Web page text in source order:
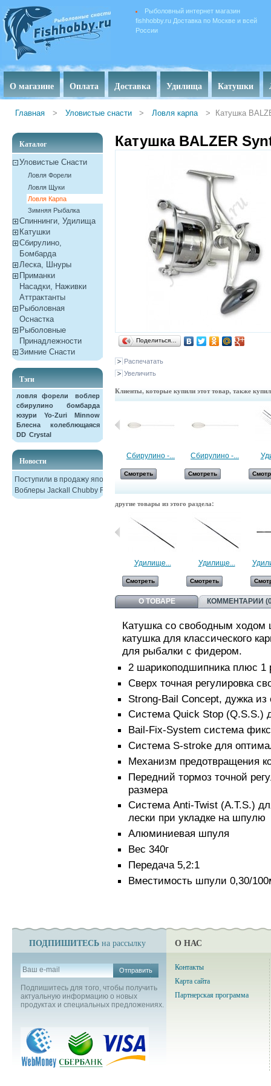
Рыболовный интернет магазин
fishhobby.ru Доставка по Москве и всей
России
О магазине Оплата Доставка Удилища Катушки
Главная > Уловистые снасти > Ловля карпа > Катушка
Каталог
Уловистые Снасти
Ловля Форели
Ловля Щуки
Ловля Карпа
Зимняя Рыбалка
Спиннинги, Удилища
Катушки
Сбирулино,
Бомбарда
Леска, Шнуры
Приманки
Насадки, Наживки
Aттрактанты
Рыболовная
Оснастка
Рыболовные
Принадлежности
Зимние Снасти
Тэги
ловля форели
воблер
сбирулино
бомбарда
юзури
Yo-Zuri
Minnow
Блесна колеблющаяся
DD Crystal
Новости
Поступили в продажу японские
Воблеры Jackall Chubby F38
Катушка BALZER
Поделиться…
Распечатать
Увеличить
Клиенты, которые купили этот товар, также
Шарик-буфер... Сбирулино -...
Смотреть
Сбирулино -...
Смотреть
другие товары из этого раздела:
Удилище...
Смотреть
Удилище...
Смотреть
О ТОВАРЕ КОММЕНТАРИИ
Катушка со свободным
катушка для классического
для рыбалки с фидером.
2 шарикоподшипника плюс 1
Сверх точная регулировка
Strong-Bail Concept, дужка из
Система Quick Stop (Q.S.S.)
Bail-Fix-System система
Система S-stroke для
Механизм предотвращения
Передний тормоз точной
размера
Система Anti-Twist (A.T.S.)
лески при укладке на шпулю
Алюминиевая шпуля
Вес 340г
Передача 5,2:1
Вместимость шпули 0,30/
ПОДПИШИТЕСЬ на рассылку
Отправить
Подпишитесь для того, чтобы получить
актуальную информацию о новых
продуктах и специальных предложениях.
О НАС
Контакты
Карта сайта
Партнерская программа